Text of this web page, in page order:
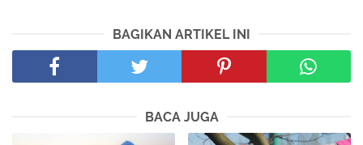
BAGIKAN ARTIKEL INI
BACA JUGA